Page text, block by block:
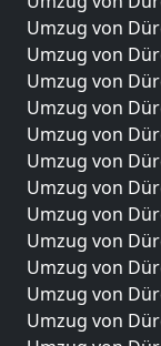
Umzug von
Umzug von
Umzug von
Umzug von
Umzug von
Umzug von
Umzug von
Umzug von
Umzug von
Umzug von
Umzug von
Umzug von